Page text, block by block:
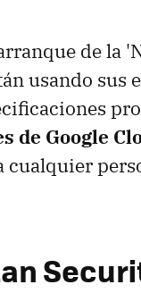
de la
usando sus
de Google